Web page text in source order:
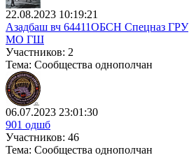
22.08.2023 10:19:21
Азадбаш вч 64411ОБСН Спецназ ГРУ
МО ГШ
Участников: 2
Тема: Сообщества однополчан
06.07.2023 23:01:30
901 одшб
Участников: 46
Тема: Сообщества однополчан